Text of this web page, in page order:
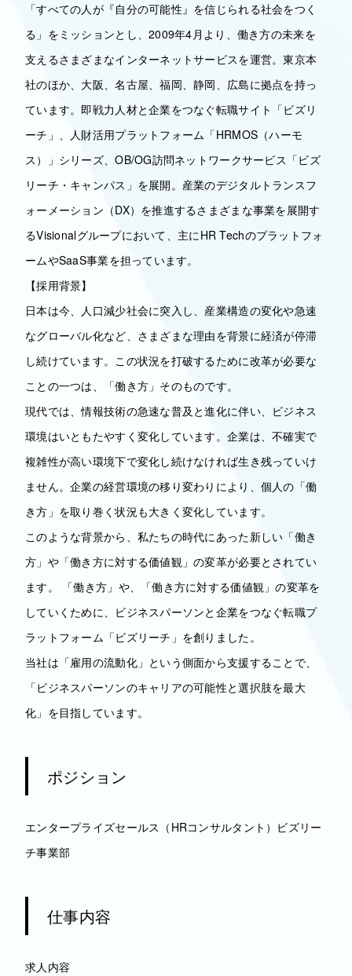
「すべての人が『自分の可能性』を信じられる社会をつく
る」をミッションとし、2009年4月より、働き方の未来を
支えるさまざまなインターネットサービスを運営。東京本
社のほか、大阪、名古屋、福岡、静岡、広島に拠点を持っ
ています。即戦力人材と企業をつなぐ転職サイト「ビズリ
ーチ」、人財活用プラットフォーム「HRMOS（ハーモ
ス）」シリーズ、OB/OG訪問ネットワークサービス「ビズ
リーチ・キャンパス」を展開。産業のデジタルトランスフ
ォーメーション（DX）を推進するさまざまな事業を展開す
るVisionalグループにおいて、主にHR Techのプラットフォ
ームやSaaS事業を担っています。
【採用背景】
日本は今、人口減少社会に突入し、産業構造の変化や急速
なグローバル化など、さまざまな理由を背景に経済が停滞
し続けています。この状況を打破するために改革が必要な
ことの一つは、「働き方」そのものです。
現代では、情報技術の急速な普及と進化に伴い、ビジネス
環境はいともたやすく変化しています。企業は、不確実で
複雑性が高い環境下で変化し続けなければ生き残っていけ
ません。企業の経営環境の移り変わりにより、個人の「働
き方」を取り巻く状況も大きく変化しています。
このような背景から、私たちの時代にあった新しい「働き
方」や「働き方に対する価値観」の変革が必要とされてい
ます。 「働き方」や、「働き方に対する価値観」の変革を
していくために、ビジネスパーソンと企業をつなぐ転職プ
ラットフォーム「ビズリーチ」を創りました。
当社は「雇用の流動化」という側面から支援することで、
「ビジネスパーソンのキャリアの可能性と選択肢を最大
化」を目指しています。
ポジション
エンタープライズセールス（HRコンサルタント）ビズリー
チ事業部
仕事内容
求人内容